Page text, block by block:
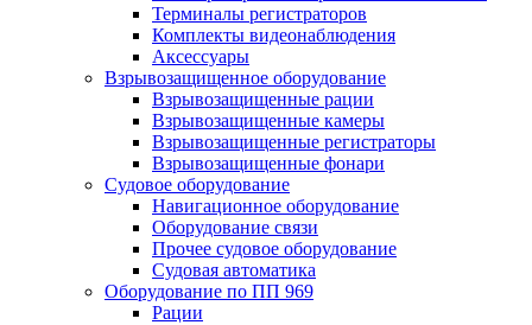
Терминалы регистраторов
Комплекты видеонаблюдения
Аксессуары
Взрывозащищенное оборудование
Взрывозащищенные рации
Взрывозащищенные камеры
Взрывозащищенные регистраторы
Взрывозащищенные фонари
Судовое оборудование
Навигационное оборудование
Оборудование связи
Прочее судовое оборудование
Судовая автоматика
Оборудование по ПП 969
Рации